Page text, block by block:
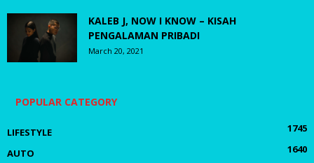
KALEB J, NOW I KNOW – KISAH
PENGALAMAN PRIBADI
March 20, 2021
POPULAR CATEGORY
LIFESTYLE
1745
AUTO
1640